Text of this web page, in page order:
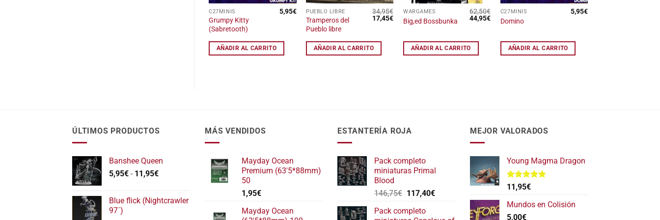
C27MINIS
Grumpy Kitty
(Sabretooth)
5,95€
AÑADIR AL CARRITO
PUEBLO LIBRE
Tramperos del
Pueblo libre
34,95€
El
34,95€.
17,45€El
precio
17,45€.
AÑADIR AL CARRITO
WARGAMES
Big,ed Bossbunka
62,50€
El
62,50€.
44,95€El
precio
44,95€.
AÑADIR AL CARRITO
C27MINIS
Domino
5,95€
AÑADIR AL CARRITO
ÚLTIMOS PRODUCTOS
Banshee Queen
5,95€ - 11,95€Rango
desde
Blue flick (Nightcrawler
97´)
MÁS VENDIDOS
Mayday Ocean
Premium (63'5*88mm)
50
1,95€
Mayday Ocean
ESTANTERÍA ROJA
Pack completo
miniaturas Primal
Blood
146,75€ El
original
117,40€El
Pack completo
MEJOR VALORADOS
Young Magma Dragon
Valorado
con
de 5
11,95€
Mundos en Colisión
5,00€